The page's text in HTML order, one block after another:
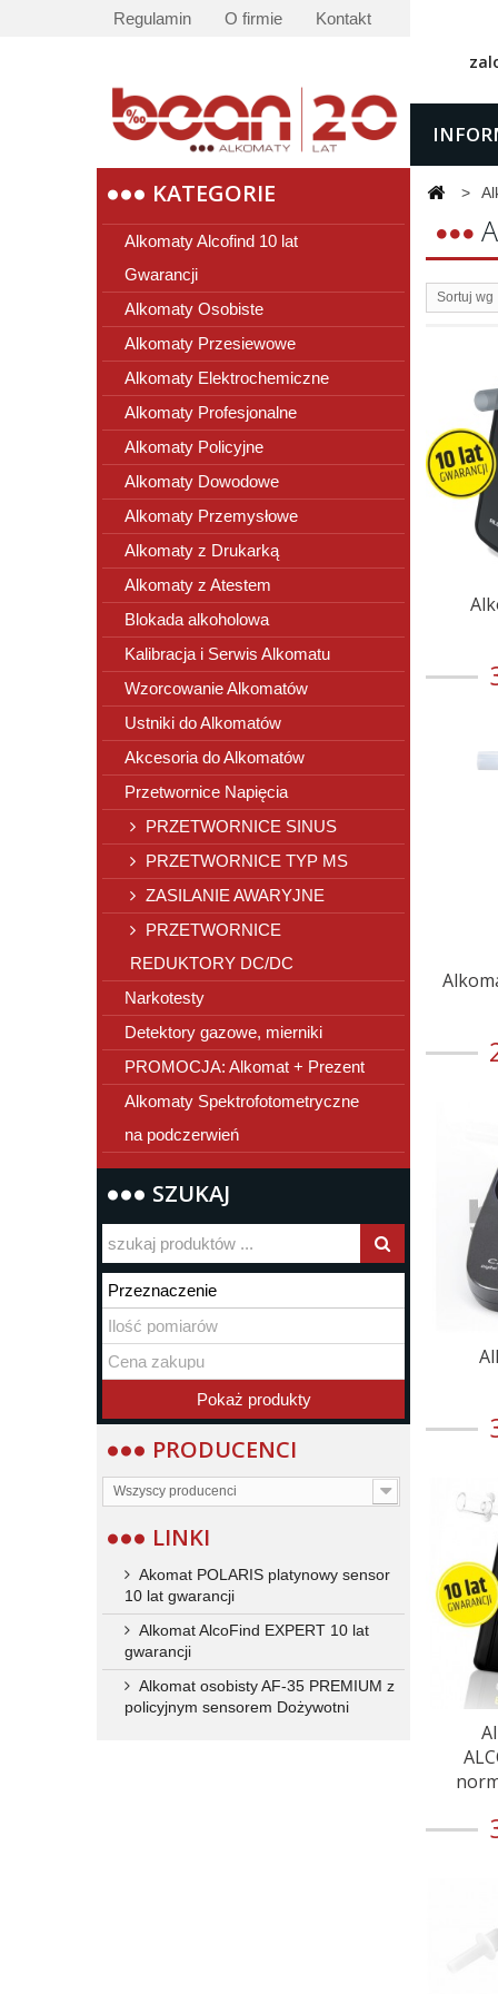
Regulamin O firmie Kontakt
KATEGORIE
Alkomaty Alcofind 10 lat
Gwarancji
Alkomaty Osobiste
Alkomaty Przesiewowe
Alkomaty Elektrochemiczne
Alkomaty Profesjonalne
Alkomaty Policyjne
Alkomaty Dowodowe
Alkomaty Przemysłowe
Alkomaty z Drukarką
Alkomaty z Atestem
Blokada alkoholowa
Kalibracja i Serwis Alkomatu
Wzorcowanie Alkomatów
Ustniki do Alkomatów
Akcesoria do Alkomatów
Przetwornice Napięcia
PRZETWORNICE SINUS
PRZETWORNICE TYP MS
ZASILANIE AWARYJNE
PRZETWORNICE
REDUKTORY DC/DC
Narkotesty
Detektory gazowe, mierniki
PROMOCJA: Alkomat + Prezent
Alkomaty Spektrofotometryczne
na podczerwień
SZUKAJ
PRODUCENCI
Wszyscy producenci
LINKI
Akomat POLARIS platynowy sensor
10 lat gwarancji
Alkomat AlcoFind EXPERT 10 lat
gwarancji
Alkomat osobisty AF-35 PREMIUM z
policyjnym sensorem Dożywotni
>
Sortuj wg